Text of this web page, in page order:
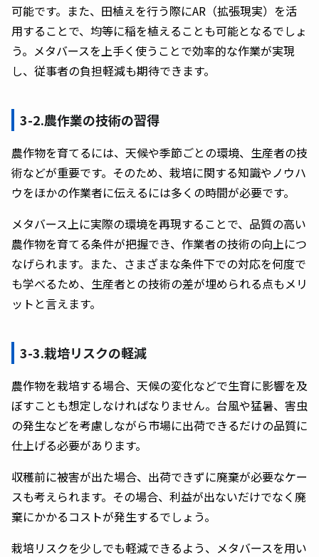
可能です。また、田植えを行う際にAR（拡張現実）を活
用することで、均等に稲を植えることも可能となるでしょ
う。メタバースを上手く使うことで効率的な作業が実現
し、従事者の負担軽減も期待できます。
3-2.農作業の技術の習得
農作物を育てるには、天候や季節ごとの環境、生産者の技
術などが重要です。そのため、栽培に関する知識やノウハ
ウをほかの作業者に伝えるには多くの時間が必要です。
メタバース上に実際の環境を再現することで、品質の高い
農作物を育てる条件が把握でき、作業者の技術の向上につ
なげられます。また、さまざまな条件下での対応を何度で
も学べるため、生産者との技術の差が埋められる点もメリ
ットと言えます。
3-3.栽培リスクの軽減
農作物を栽培する場合、天候の変化などで生育に影響を及
ぼすことも想定しなければなりません。台風や猛暑、害虫
の発生などを考慮しながら市場に出荷できるだけの品質に
仕上げる必要があります。
収穫前に被害が出た場合、出荷できずに廃棄が必要なケー
スも考えられます。その場合、利益が出ないだけでなく廃
棄にかかるコストが発生するでしょう。
栽培リスクを少しでも軽減できるよう、メタバースを用い